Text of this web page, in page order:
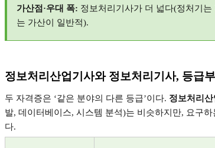
가산점 ·우대 폭: 정보처리기사가 더 넓다(정처기는
는 가산이 일반적).
정보처리산업기사와 정보처리기사, 등급
두 자격증은 ‘같은 분야의 다른 등급’이다. 정보처리
발, 데이터베이스, 시스템 분석)는 비슷하지만, 요구
다.